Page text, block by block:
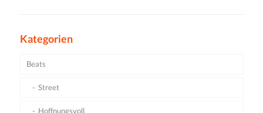
Kategorien
Beats
Street
Hoffnungsvoll